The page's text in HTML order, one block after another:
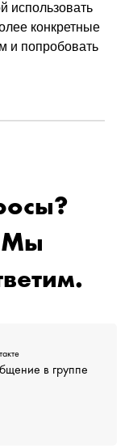
использовать
конкретные
и попробовать
Мы
в группе